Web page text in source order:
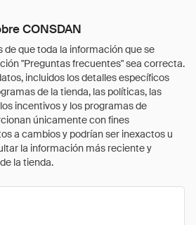
CONSDAN
que toda la información que se
"Preguntas frecuentes" sea correcta.
incluidos los detalles específicos
de la tienda, las políticas, las
incentivos y los programas de
únicamente con fines
a cambios y podrían ser inexactos u
la información más reciente y
la tienda.